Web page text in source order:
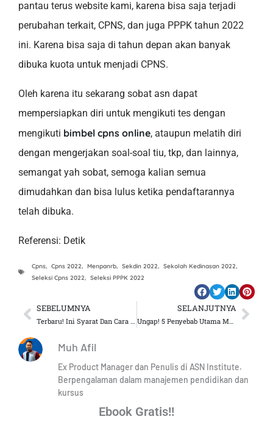
pantau terus website kami, karena bisa saja terjadi
perubahan terkait, CPNS, dan juga PPPK tahun 2022
ini. Karena bisa saja di tahun depan akan banyak
dibuka kuota untuk menjadi CPNS.
Oleh karena itu sekarang sobat asn dapat
mempersiapkan diri untuk mengikuti tes dengan
mengikuti bimbel cpns online, ataupun melatih diri
dengan mengerjakan soal-soal tiu, tkp, dan lainnya,
semangat yah sobat, semoga kalian semua
dimudahkan dan bisa lulus ketika pendaftarannya
telah dibuka.
Referensi: Detik
Cpns, Cpns 2022, Menpanrb, Sekdin 2022, Sekolah Kedinasan 2022,
Seleksi Cpns 2022, Seleksi PPPK 2022
Prev
SEBELUMNYA SELANJUTNYA
Ungap! 5 Penyebab Utama Mengapa Pemerintah Memutuskan CPNS Tidak Buka Pada 2022
Muh Afil
Ex Product Manager dan Penulis di ASN Institute.
Berpengalaman dalam manajemen pendidikan dan
kursus
Ebook Gratis!!